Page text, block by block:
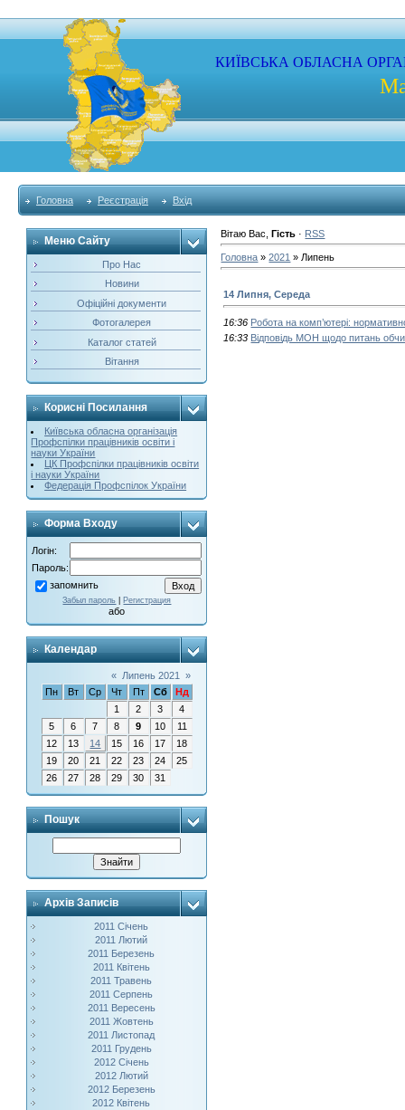
КИЇВСЬКА ОБЛАСНА
Головна Реєстрація Вхід
Меню Сайту
Про Нас
Новини
Офіційні документи
Фотогалерея
Каталог статей
Вітання
Корисні Посилання
Київська обласна організація
Профспілки працівників освіти і
науки України
ЦК Профспілки працівників освіти
і науки України
Федерація Профспілок України
Форма Входу
Логін:
Пароль:
запомнить
Забыл пароль Регистрация
або
Календар
« Липень 2021
»
Пн
Вт Ср Чт Пт Сб
Нд
1
2 3
4
5
6 7 8 9 10
11
12
13 14 15 16 17
18
19
20 21 22 23 24
25
26
27 28 29 30 31
Пошук
Архів Записів
2011 Січень
2011 Лютий
2011 Березень
2011 Квітень
2011 Травень
2011 Серпень
2011 Вересень
2011 Жовтень
2011 Листопад
2011 Грудень
2012 Січень
2012 Лютий
2012 Березень
2012 Квітень
Вітаю Вас ,Гість · RSS
Головна »2021 » Липень
14 Липня, Середа
16:36 Робота на комп’ютері:
16:33 Відповідь МОН щодо питань